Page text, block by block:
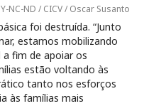
NC-ND / CICV / Oscar Susanto
foi destruída. “Junto
estamos mobilizando
a fim de apoiar os
estão voltando às
tanto nos esforços
às famílias mais